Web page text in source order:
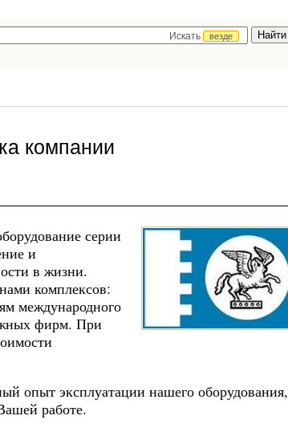
Искать
везде
компании
серии
и
в жизни.
комплексов:
международного
фирм. При
опыт эксплуатации нашего оборудования,
работе.